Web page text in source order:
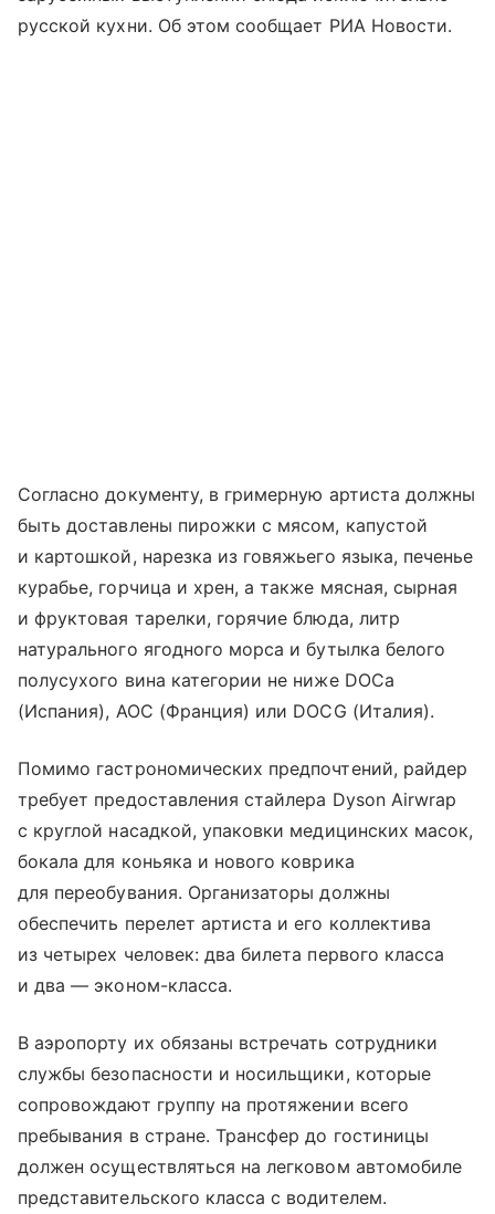
русской кухни. Об этом сообщает РИА Новости.
Согласно документу, в гримерную артиста должны
быть доставлены пирожки с мясом, капустой
и картошкой, нарезка из говяжьего языка, печенье
курабье, горчица и хрен, а также мясная, сырная
и фруктовая тарелки, горячие блюда, литр
натурального ягодного морса и бутылка белого
полусухого вина категории не ниже DOCa
(Испания), AOC (Франция) или DOCG (Италия).
Помимо гастрономических предпочтений, райдер
требует предоставления стайлера Dyson Airwrap
с круглой насадкой, упаковки медицинских масок,
бокала для коньяка и нового коврика
для переобувания. Организаторы должны
обеспечить перелет артиста и его коллектива
из четырех человек: два билета первого класса
и два — эконом-класса.
В аэропорту их обязаны встречать сотрудники
службы безопасности и носильщики, которые
сопровождают группу на протяжении всего
пребывания в стране. Трансфер до гостиницы
должен осуществляться на легковом автомобиле
представительского класса с водителем.